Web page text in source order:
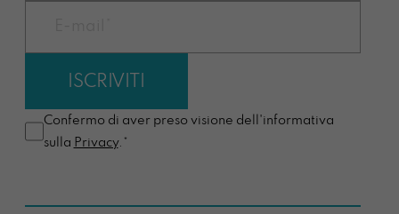
Confermo di aver preso visione dell'informativa
sulla Privacy.*